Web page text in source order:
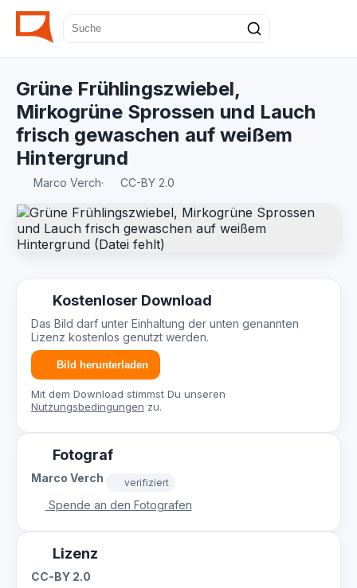
Grüne Frühlingszwiebel,
Mirkogrüne Sprossen und Lauch
frisch gewaschen auf weißem
Hintergrund
Marco Verch· CC-BY 2.0
Kostenloser Download
Das Bild darf unter Einhaltung der unten genannten
Lizenz kostenlos genutzt werden.
Bild herunterladen
Mit dem Download stimmst Du unseren
Nutzungsbedingungen zu.
Fotograf
Marco Verch verifiziert
Spende an den Fotografen
Lizenz
CC-BY 2.0